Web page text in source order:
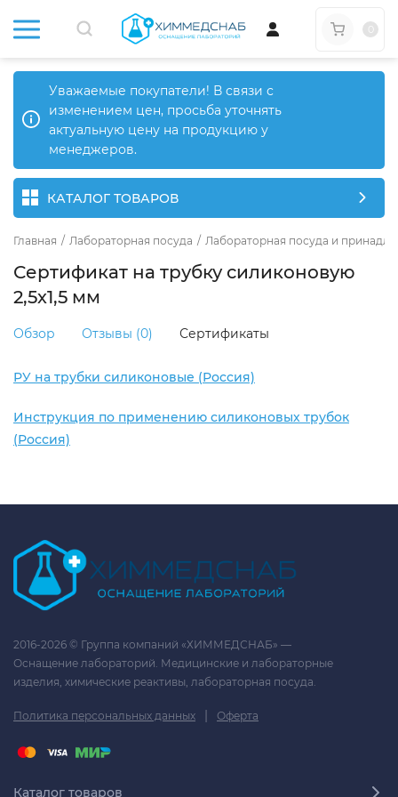
Уважаемые покупатели! В связи с
изменением цен, просьба уточнять
актуальную цену на продукцию у
менеджеров.
КАТАЛОГ ТОВАРОВ
Главная / Лабораторная посуда / Лабораторная посуда и
Сертификат на трубку силиконовую
2,5х1,5 мм
Обзор Отзывы (0) Сертификаты
РУ на трубки силиконовые (Россия)
Инструкция по применению силиконовых трубок
(Россия)
2016-2026 © Группа компаний «ХИММЕДСНАБ» —
Оснащение лабораторий. Медицинские и лабораторные
изделия, химические реактивы, лабораторная посуда.
Политика персональных данных | Оферта
Каталог товаров